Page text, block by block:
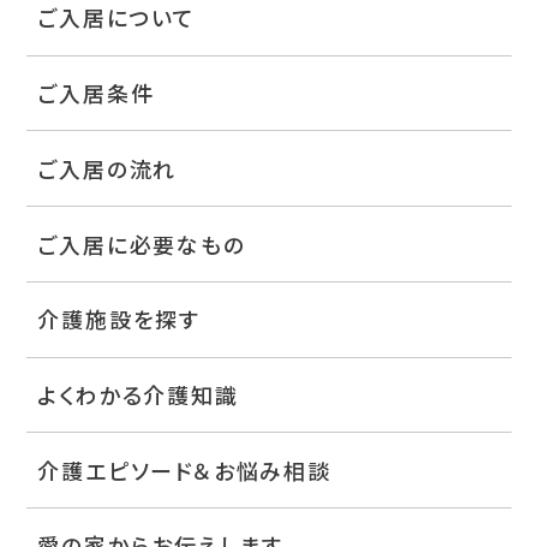
ご入居について
ご入居条件
ご入居の流れ
ご入居に必要なもの
介護施設を探す
よくわかる介護知識
介護エピソード＆お悩み相談